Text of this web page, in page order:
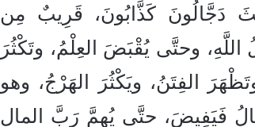
دَجَّالُونَ كَذَّابُونَ، قَرِيبٌ مِن
وحتَّى يُقْبَضَ العِلْمُ، وتَكْثُرَ
الفِتَنُ، ويَكْثُرَ الهَرْجُ، وهو
فَيَفِيضَ، حتَّى يُهِمَّ رَبَّ المالِ